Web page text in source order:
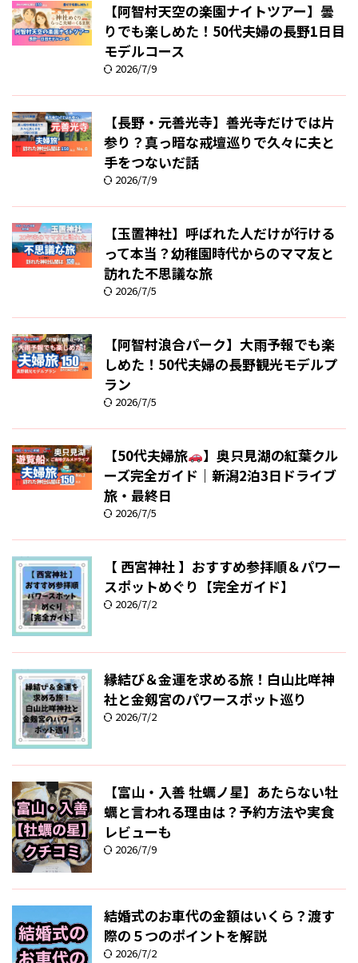
【阿智村天空の楽園ナイトツアー】曇
りでも楽しめた！50代夫婦の長野1日目
モデルコース
2026/7/9
【長野・元善光寺】善光寺だけでは片
参り？真っ暗な戒壇巡りで久々に夫と
手をつないだ話
2026/7/9
【玉置神社】呼ばれた人だけが行ける
って本当？幼稚園時代からのママ友と
訪れた不思議な旅
2026/7/5
【阿智村浪合パーク】大雨予報でも楽
しめた！50代夫婦の長野観光モデルプ
ラン
2026/7/5
【50代夫婦旅
】奥只見湖の紅葉クル
ーズ完全ガイド｜新潟2泊3日ドライブ
旅・最終日
2026/7/5
【 西宮神社 】おすすめ参拝順＆パワー
スポットめぐり【完全ガイド】
2026/7/2
縁結び＆金運を求める旅！白山比咩神
社と金剱宮のパワースポット巡り
2026/7/2
【富山・入善 牡蠣ノ星】あたらない牡
蠣と言われる理由は？予約方法や実食
レビューも
2026/7/9
結婚式のお車代の金額はいくら？渡す
際の５つのポイントを解説
2026/7/2